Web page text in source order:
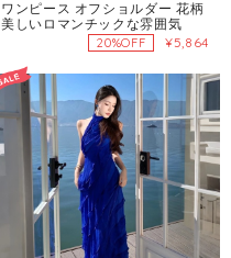
ワンピース オフショルダー 花柄
美しいロマンチックな雰囲気
20%OFF ¥5,864